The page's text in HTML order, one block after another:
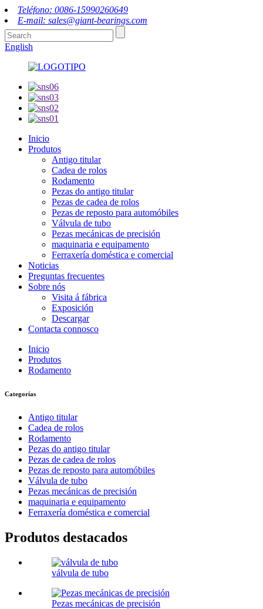
Teléfono: 0086-15990260649
E-mail: sales@giant-bearings.com
English
Inicio
Produtos
Antigo titular
Cadea de rolos
Rodamento
Pezas do antigo titular
Pezas de cadea de rolos
Pezas de reposto para automóbiles
Válvula de tubo
Pezas mecánicas de precisión
maquinaria e equipamento
Ferraxería doméstica e comercial
Noticias
Preguntas frecuentes
Sobre nós
Visita á fábrica
Exposición
Descargar
Contacta connosco
Inicio
Produtos
Rodamento
Categorías
Antigo titular
Cadea de rolos
Rodamento
Pezas do antigo titular
Pezas de cadea de rolos
Pezas de reposto para automóbiles
Válvula de tubo
Pezas mecánicas de precisión
maquinaria e equipamento
Ferraxería doméstica e comercial
Produtos destacados
válvula de tubo
Pezas mecánicas de precisión